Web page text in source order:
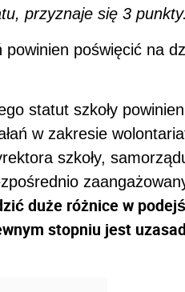
przyznaje się 3
poświęcić na
statut szkoły
w zakresie
szkoły,
duże różnice w
stopniu jest